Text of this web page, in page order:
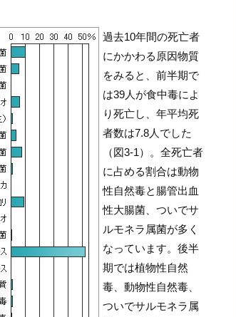
過去10年間の死亡者
にかかわる原因物質
をみると、前半期で
は39人が食中毒によ
り死亡し、年平均死
者数は7.8人でした
（図3-1）。全死亡者
に占める割合は動物
性自然毒と腸管出血
性大腸菌、ついでサ
ルモネラ属菌が多く
なっています。後半
期では植物性自然
毒、動物性自然毒、
ついでサルモネラ属